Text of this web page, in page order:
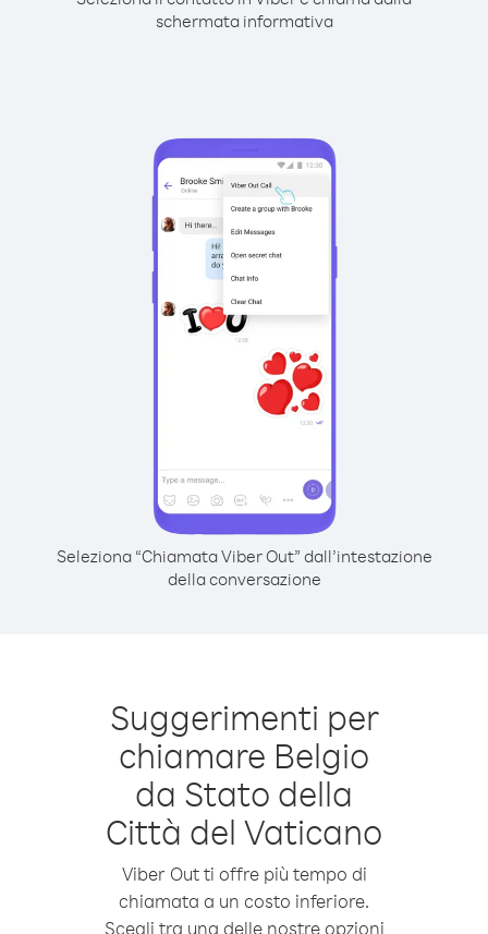
schermata informativa
Seleziona “Chiamata Viber Out” dall’intestazione
della conversazione
Suggerimenti per
chiamare Belgio
da Stato della
Città del Vaticano
Viber Out ti offre più tempo di
chiamata a un costo inferiore.
Scegli tra una delle nostre opzioni